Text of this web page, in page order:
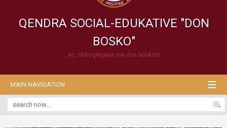
QENDRA SOCIAL-EDUKATIVE "DON
BOSKO"
ec, shko përpara me don boskon!
MAIN NAVIGATION